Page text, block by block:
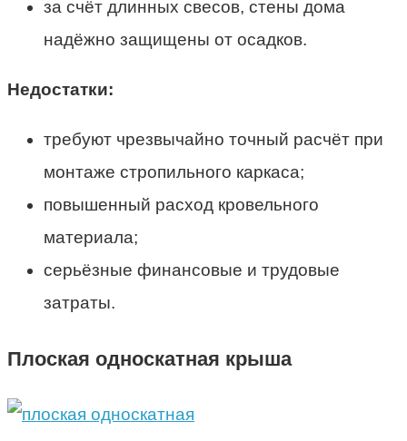
за счёт длинных свесов, стены дома
надёжно защищены от осадков.
Недостатки:
требуют чрезвычайно точный расчёт при
монтаже стропильного каркаса;
повышенный расход кровельного
материала;
серьёзные финансовые и трудовые
затраты.
Плоская односкатная крыша